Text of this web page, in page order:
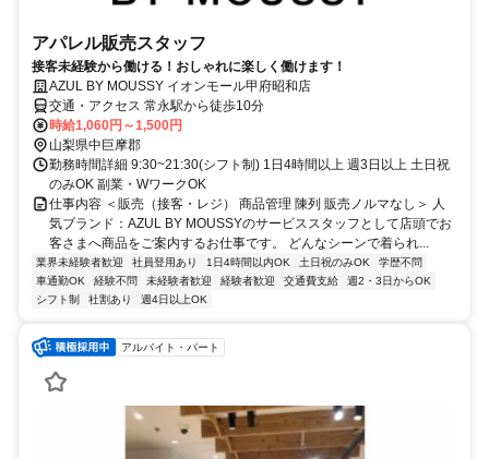
アパレル販売スタッフ
接客未経験から働ける！おしゃれに楽しく働けます！
AZUL BY MOUSSY イオンモール甲府昭和店
交通・アクセス 常永駅から徒歩10分
時給1,060円～1,500円
山梨県中巨摩郡
勤務時間詳細 9:30~21:30(シフト制) 1日4時間以上 週3日以上 土日祝
のみOK 副業・WワークOK
仕事内容 ＜販売（接客・レジ） 商品管理 陳列 販売ノルマなし＞ 人
気ブランド：AZUL BY MOUSSYのサービススタッフとして店頭でお
客さまへ商品をご案内するお仕事です。 どんなシーンで着られ...
業界未経験者歓迎 社員登用あり 1日4時間以内OK 土日祝のみOK
学歴不問
車通勤OK
経験不問 未経験者歓迎 経験者歓迎 交通費支給
週2・3日からOK
シフト制
社割あり 週4日以上OK
アルバイト・パート